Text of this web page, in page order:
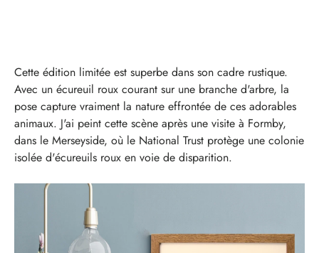
Cette édition limitée est superbe dans son cadre rustique.
Avec un écureuil roux courant sur une branche d'arbre, la
pose capture vraiment la nature effrontée de ces adorables
animaux. J'ai peint cette scène après une visite à Formby,
dans le Merseyside, où le National Trust protège une colonie
isolée d'écureuils roux en voie de disparition.